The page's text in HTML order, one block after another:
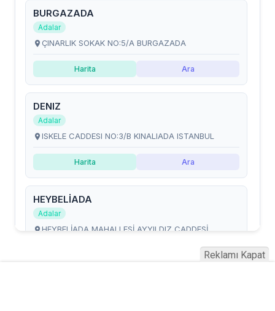
Reklamı Kapat